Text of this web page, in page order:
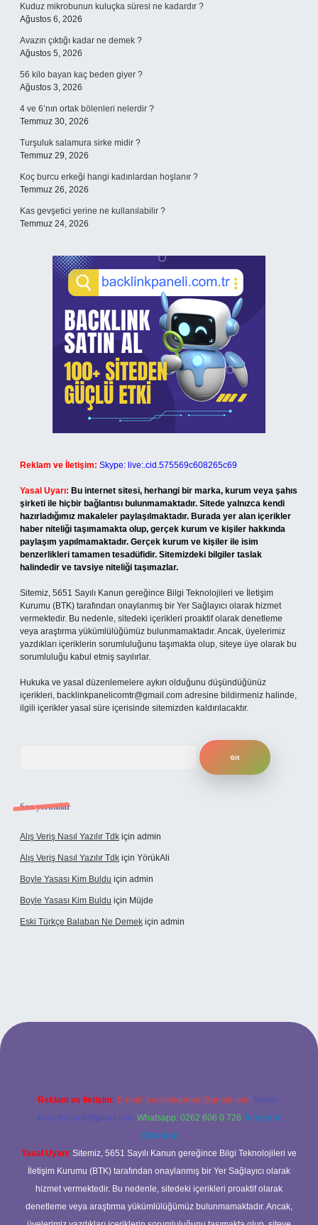
Kuduz mikrobunun kuluçka süresi ne kadardır ?
Ağustos 6, 2026
Avazın çıktığı kadar ne demek ?
Ağustos 5, 2026
56 kilo bayan kaç beden giyer ?
Ağustos 3, 2026
4 ve 6’nın ortak bölenleri nelerdir ?
Temmuz 30, 2026
Turşuluk salamura sirke midir ?
Temmuz 29, 2026
Koç burcu erkeği hangi kadınlardan hoşlanır ?
Temmuz 26, 2026
Kas gevşetici yerine ne kullanılabilir ?
Temmuz 24, 2026
Reklam ve İletişim: Skype: live:.cid.575569c608265c69
Yasal Uyarı: Bu internet sitesi, herhangi bir marka, kurum veya şahıs
şirketi ile hiçbir bağlantısı bulunmamaktadır. Sitede yalnızca kendi
hazırladığımız makaleler paylaşılmaktadır. Burada yer alan içerikler
haber niteliği taşımamakta olup, gerçek kurum ve kişiler hakkında
paylaşım yapılmamaktadır. Gerçek kurum ve kişiler ile isim
benzerlikleri tamamen tesadüfidir. Sitemizdeki bilgiler taslak
halindedir ve tavsiye niteliği taşımazlar.
Sitemiz, 5651 Sayılı Kanun gereğince Bilgi Teknolojileri ve İletişim
Kurumu (BTK) tarafından onaylanmış bir Yer Sağlayıcı olarak hizmet
vermektedir. Bu nedenle, sitedeki içerikleri proaktif olarak denetleme
veya araştırma yükümlülüğümüz bulunmamaktadır. Ancak, üyelerimiz
yazdıkları içeriklerin sorumluluğunu taşımakta olup, siteye üye olarak bu
sorumluluğu kabul etmiş sayılırlar.
Hukuka ve yasal düzenlemelere aykırı olduğunu düşündüğünüz
içerikleri, backlinkpanelicomtr@gmail.com adresine bildirmeniz halinde,
ilgili içerikler yasal süre içerisinde sitemizden kaldırılacaktır.
Son yorumlar
Alış Veriş Nasıl Yazılır Tdk için admin
Alış Veriş Nasıl Yazılır Tdk için YörükAli
Boyle Yasası Kim Buldu için admin
Boyle Yasası Kim Buldu için Müjde
Eski Türkçe Balaban Ne Demek için admin
Reklam ve İletişim: E-mail: backlinkpaneli@gmail.com Teams:
forumhizmeti@gmail.com Whatsapp: 0262 606 0 726 Telegram:
@karabul
Yasal Uyarı: Sitemiz, 5651 Sayılı Kanun gereğince Bilgi Teknolojileri ve
İletişim Kurumu (BTK) tarafından onaylanmış bir Yer Sağlayıcı olarak
hizmet vermektedir. Bu nedenle, sitedeki içerikleri proaktif olarak
denetleme veya araştırma yükümlülüğümüz bulunmamaktadır. Ancak,